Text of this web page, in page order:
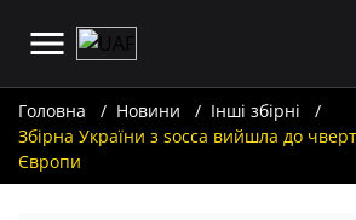
Головна Новини
Інші збірні
Збірна України з socca вийшла до
Європи